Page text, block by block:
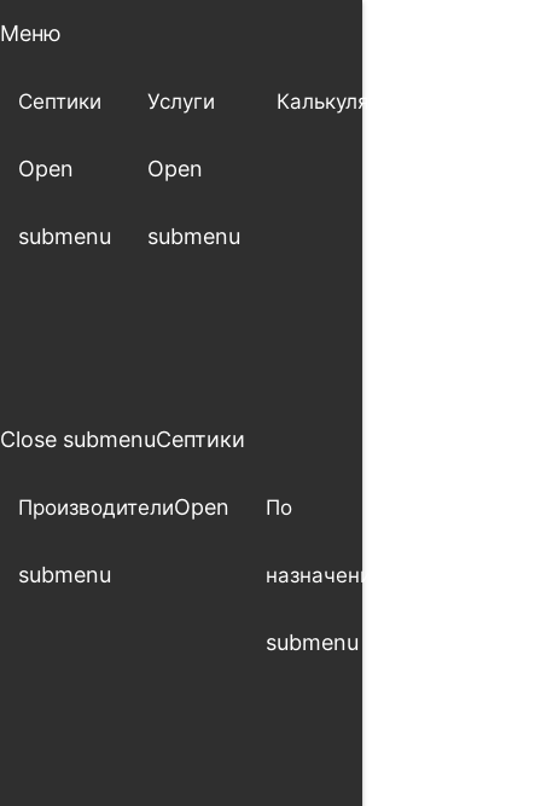
Меню
Септики
Open
submenu
Услуги
Open
submenu
Калькулятор
Close submenuСептики
ПроизводителиOpen
submenu
По
назначению
submenu